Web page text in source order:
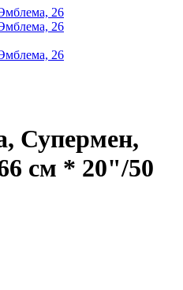
Супермен,
см * 20"/50